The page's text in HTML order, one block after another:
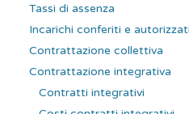
Tassi di assenza
Incarichi conferiti e
Contrattazione collettiva
Contrattazione integrativa
Contratti integrativi